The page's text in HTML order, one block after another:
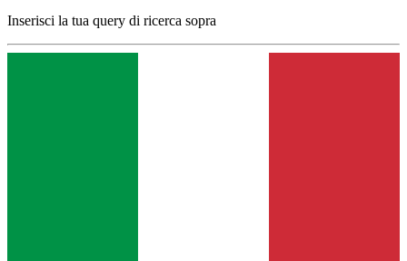
Inserisci la tua query di ricerca sopra